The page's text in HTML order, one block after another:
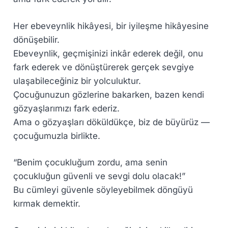
Her ebeveynlik hikâyesi, bir iyileşme hikâyesine
dönüşebilir.
Ebeveynlik, geçmişinizi inkâr ederek değil, onu
fark ederek ve dönüştürerek gerçek sevgiye
ulaşabileceğiniz bir yolculuktur.
Çocuğunuzun gözlerine bakarken, bazen kendi
gözyaşlarımızı fark ederiz.
Ama o gözyaşları döküldükçe, biz de büyürüz —
çocuğumuzla birlikte.
“Benim çocukluğum zordu, ama senin
çocukluğun güvenli ve sevgi dolu olacak!”
Bu cümleyi güvenle söyleyebilmek döngüyü
kırmak demektir.